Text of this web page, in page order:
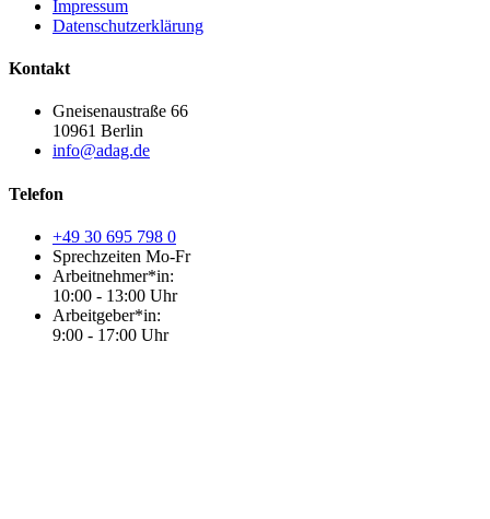
Impressum
Datenschutzerklärung
Kontakt
Gneisenaustraße 66
10961 Berlin
info@adag.de
Telefon
+49 30 695 798 0
Sprechzeiten Mo-Fr
Arbeitnehmer*in:
10:00 - 13:00 Uhr
Arbeitgeber*in:
9:00 - 17:00 Uhr